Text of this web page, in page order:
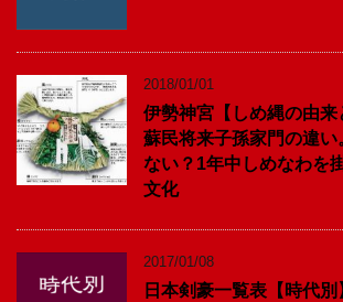
2018/01/01
伊勢神宮【しめ縄の由来
蘇民将来子孫家門の違い
ない？1年中しめなわを
文化
2017/01/08
日本剣豪一覧表【時代別